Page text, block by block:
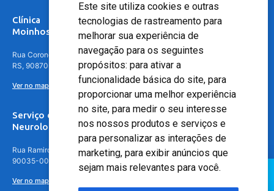
Este site utiliza cookies e outras
tecnologias de rastreamento para
melhorar sua experiência de
navegação para os seguintes
propósitos: para ativar a
funcionalidade básica do site, para
proporcionar uma melhor experiência
no site, para medir o seu interesse
nos nossos produtos e serviços e
para personalizar as interações de
marketing, para exibir anúncios que
sejam mais relevantes para você.
Clínica
Moinhos de Vento - Teresópolis
Rua Coronel Aparício Borges, 250 - 3º andar - Teresópolis, Porto Alegre -
RS, 90870-016
Ver no mapa
Serviço de
Neurologia
Rua Ramiro Barcelos, 630 – 5º andar – Floresta, Porto Alegre – RS,
90035-001
Ver no mapa